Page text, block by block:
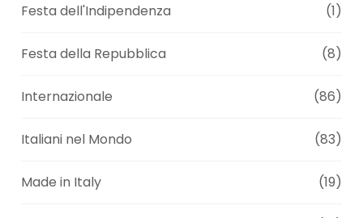
Festa dell'Indipendenza (1)
Festa della Repubblica (8)
Internazionale (86)
Italiani nel Mondo (83)
Made in Italy (19)